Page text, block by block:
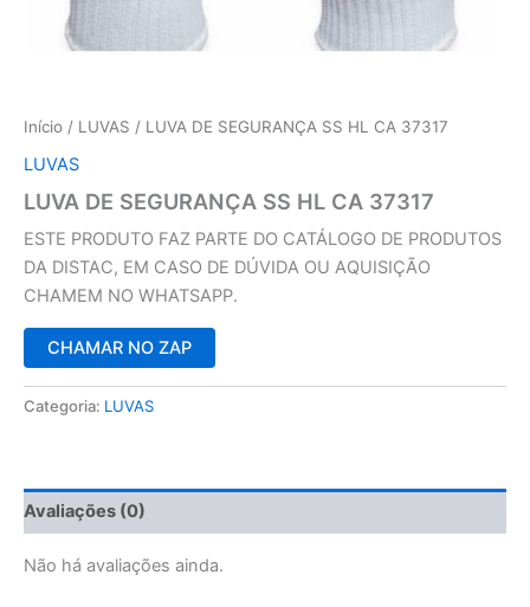
Início / LUVAS / LUVA DE SEGURANÇA SS HL CA 37317
LUVAS
LUVA DE SEGURANÇA SS HL CA 37317
ESTE PRODUTO FAZ PARTE DO CATÁLOGO DE PRODUTOS
DA DISTAC, EM CASO DE DÚVIDA OU AQUISIÇÃO
CHAMEM NO WHATSAPP.
CHAMAR NO ZAP
Categoria: LUVAS
Avaliações (0)
Não há avaliações ainda.